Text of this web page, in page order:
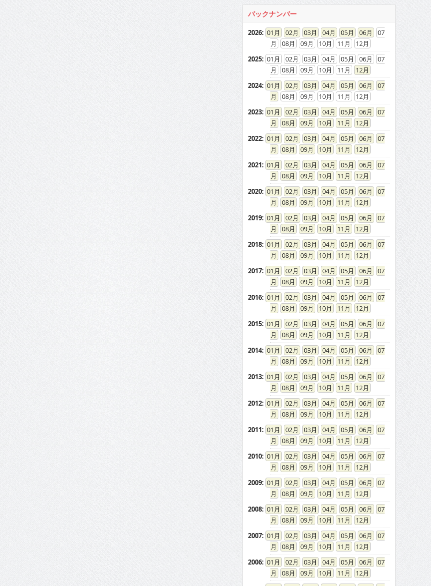
バックナンバー
2026: 01 02 03 04 05 06
07
08
09 10 11
12
2025: 01 02 03 04 05 06
07
08
09 10 11
12
2024: 01 02 03 04 05 06
07
08
09 10 11
12
2023: 01 02 03 04 05 06
07
08
09 10 11
12
2022: 01 02 03 04 05 06
07
08
09 10 11
12
2021: 01 02 03 04 05 06
07
08
09 10 11
12
2020: 01 02 03 04 05 06
07
08
09 10 11
12
2019: 01 02 03 04 05 06
07
08
09 10 11
12
2018: 01 02 03 04 05 06
07
08
09 10 11
12
2017: 01 02 03 04 05 06
07
08
09 10 11
12
2016: 01 02 03 04 05 06
07
08
09 10 11
12
2015: 01 02 03 04 05 06
07
08
09 10 11
12
2014: 01 02 03 04 05 06
07
08
09 10 11
12
2013: 01 02 03 04 05 06
07
08
09 10 11
12
2012: 01 02 03 04 05 06
07
08
09 10 11
12
2011: 01 02 03 04 05 06
07
08
09 10 11
12
2010: 01 02 03 04 05 06
07
08
09 10 11
12
2009: 01 02 03 04 05 06
07
08
09 10 11
12
2008: 01 02 03 04 05 06
07
08
09 10 11
12
2007: 01 02 03 04 05 06
07
08
09 10 11
12
2006: 01 02 03 04 05 06
07
08
09 10 11
12